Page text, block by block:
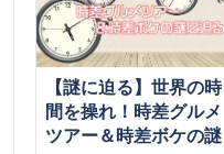
【謎に迫る】世界の時
間を操れ！時差グルメ
ツアー＆時差ボケの謎